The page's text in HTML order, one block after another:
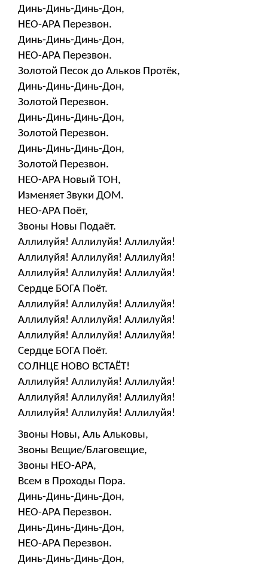
Динь-Динь-Динь-Дон,
НЕО-АРА Перезвон.
Динь-Динь-Динь-Дон,
НЕО-АРА Перезвон.
Золотой Песок до Альков Протёк,
Динь-Динь-Динь-Дон,
Золотой Перезвон.
Динь-Динь-Динь-Дон,
Золотой Перезвон.
Динь-Динь-Динь-Дон,
Золотой Перезвон.
НЕО-АРА Новый ТОН,
Изменяет Звуки ДОМ.
НЕО-АРА Поёт,
Звоны Новы Подаёт.
Аллилуйя! Аллилуйя! Аллилуйя!
Аллилуйя! Аллилуйя! Аллилуйя!
Аллилуйя! Аллилуйя! Аллилуйя!
Сердце БОГА Поёт.
Аллилуйя! Аллилуйя! Аллилуйя!
Аллилуйя! Аллилуйя! Аллилуйя!
Аллилуйя! Аллилуйя! Аллилуйя!
Сердце БОГА Поёт.
СОЛНЦЕ НОВО ВСТАЁТ!
Аллилуйя! Аллилуйя! Аллилуйя!
Аллилуйя! Аллилуйя! Аллилуйя!
Аллилуйя! Аллилуйя! Аллилуйя!
Звоны Новы, Аль Альковы,
Звоны Вещие/Благовещие,
Звоны НЕО-АРА,
Всем в Проходы Пора.
Динь-Динь-Динь-Дон,
НЕО-АРА Перезвон.
Динь-Динь-Динь-Дон,
НЕО-АРА Перезвон.
Динь-Динь-Динь-Дон,